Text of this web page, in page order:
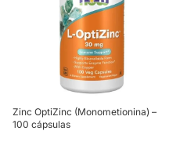
Zinc OptiZinc (Monometionina) –
100 cápsulas